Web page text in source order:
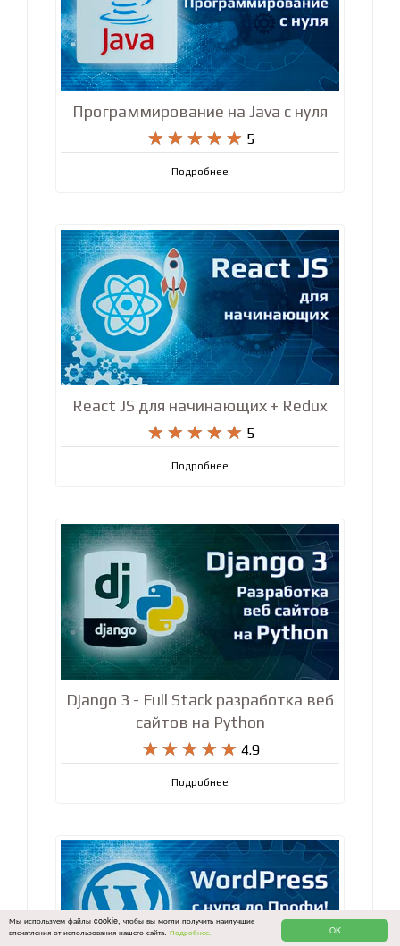
OK
Мы используем файлы cookie, чтобы вы могли получить наилучшие
впечатления от использования нашего сайта. Подробнее.
Программирование на Java с нуля
    
     5
Подробнее
React JS для начинающих + Redux
    
     5
Подробнее
Django 3 - Full Stack разработка веб
сайтов на Python
    
     4.9
Подробнее